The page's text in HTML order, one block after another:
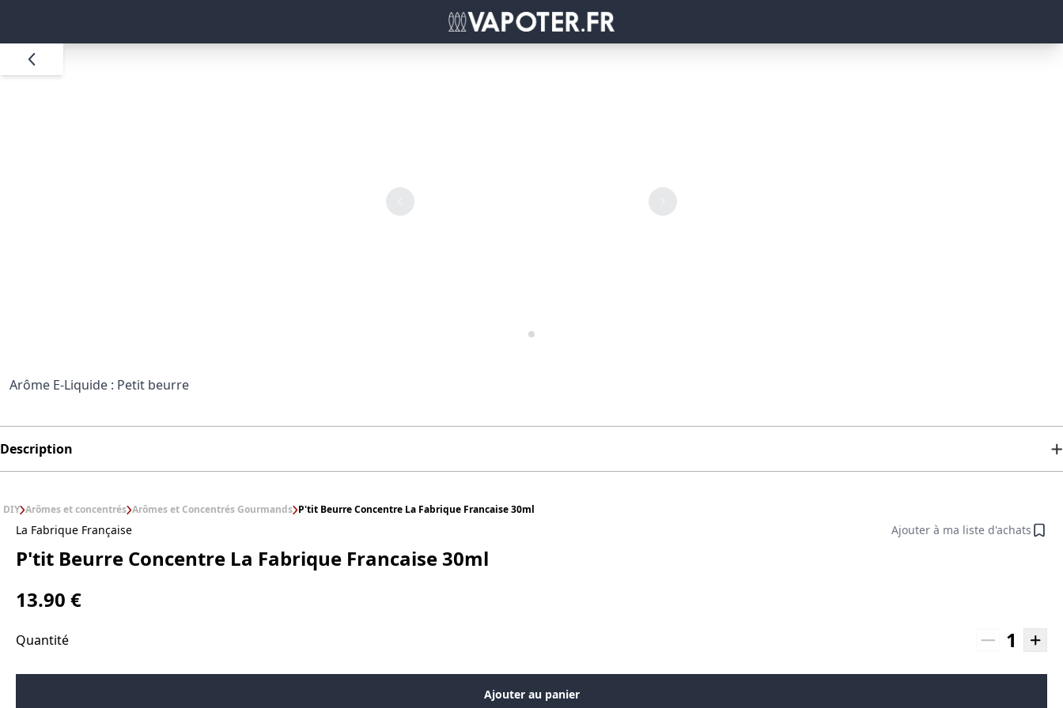
Arôme E-Liquide : Petit beurre
Description
DIY Arômes et concentrés Arômes et Concentrés Gourmands P'tit Beurre Concentre La Fabrique Francaise 30ml
La Fabrique Française Ajouter à ma liste d'achats
P'tit Beurre Concentre La Fabrique Francaise 30ml
13.90 €
Quantité 1
Ajouter au panier